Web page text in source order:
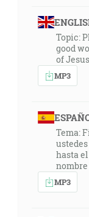
Topic:
good
of
MP3
Tema:
hasta
nombre
MP3